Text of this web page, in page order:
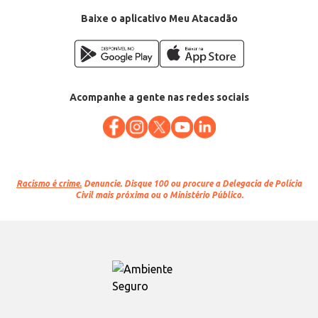
Baixe o aplicativo Meu Atacadão
Acompanhe a gente nas redes sociais
Racismo é crime. Denuncie. Disque 100 ou procure a Delegacia de Polícia
Civil mais próxima ou o Ministério Público.